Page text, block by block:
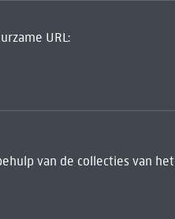
URL:
van de collecties van het